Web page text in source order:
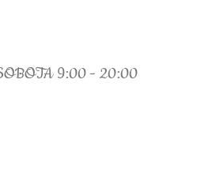
9:00 - 20:00